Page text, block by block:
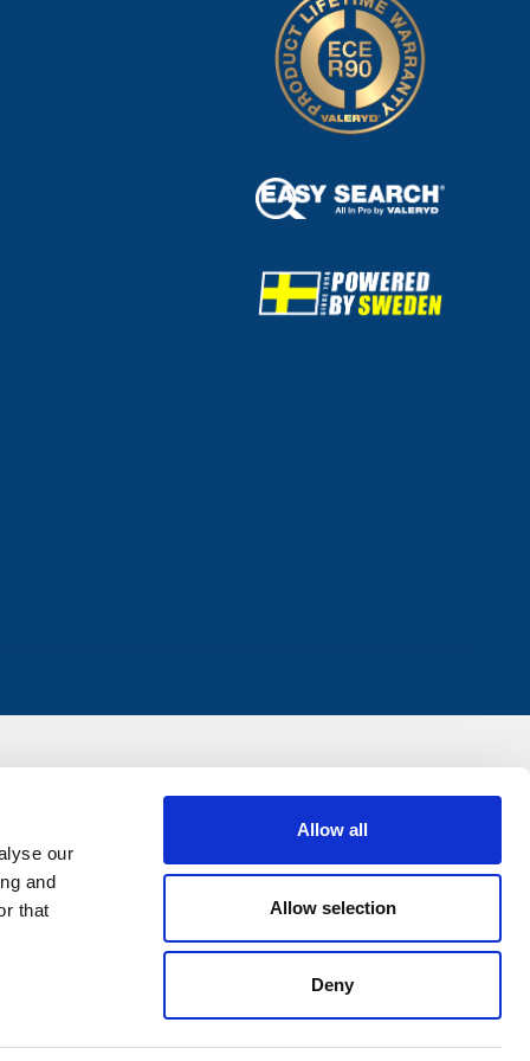
our
and
that
Allow all
Allow selection
Deny